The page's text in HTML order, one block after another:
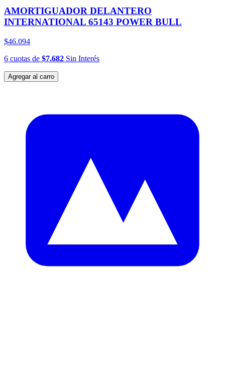
AMORTIGUADOR DELANTERO
INTERNATIONAL 65143 POWER BULL
$46.094
6 cuotas de $7.682 Sin Interés
Agregar al carro